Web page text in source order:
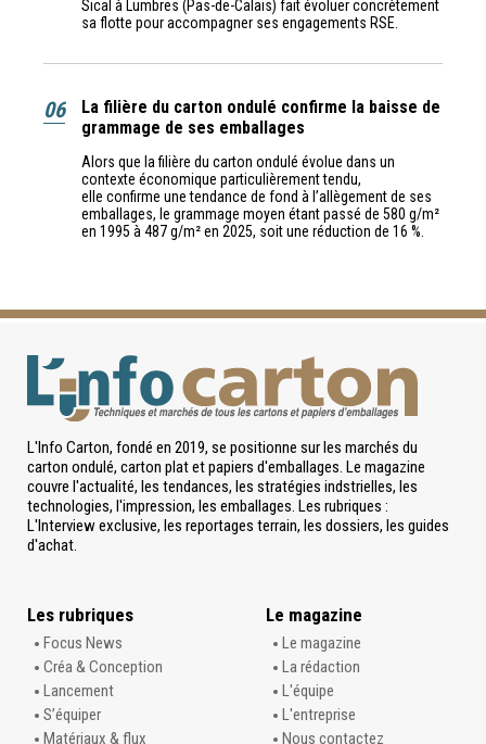
Sical à Lumbres (Pas-de-Calais) fait évoluer concrètement
sa flotte pour accompagner ses engagements RSE.
06
La filière du carton ondulé confirme la baisse de
grammage de ses emballages
Alors que la filière du carton ondulé évolue dans un
contexte économique particulièrement tendu,
elle confirme une tendance de fond à l’allègement de ses
emballages, le grammage moyen étant passé de 580 g/m²
en 1995 à 487 g/m² en 2025, soit une réduction de 16 %.
L'Info Carton, fondé en 2019, se positionne sur les marchés du
carton ondulé, carton plat et papiers d'emballages. Le magazine
couvre l'actualité, les tendances, les stratégies indstrielles, les
technologies, l'impression, les emballages. Les rubriques :
L'Interview exclusive, les reportages terrain, les dossiers, les guides
d'achat.
Les rubriques
Focus News
Créa & Conception
Lancement
S’équiper
Matériaux & flux
Le magazine
Le magazine
La rédaction
L'équipe
L'entreprise
Nous contactez